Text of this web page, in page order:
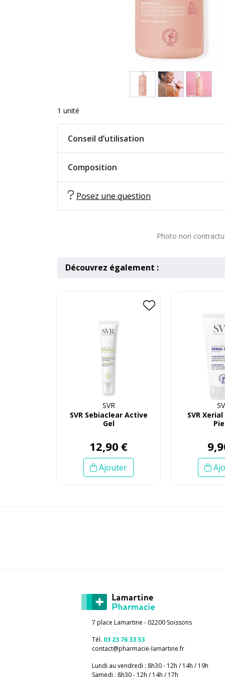
1 unité
Conseil d’utilisation
Composition
Posez une question
Photo non
Découvrez également :
SVR
SVR Sebiaclear Active
Gel
12,90 €
Ajouter
SVR
9,
7 place Lamartine - 02200 Soissons
Tél. 03 23 76 33 53
contact@pharmacie-lamartine.fr
Lundi au vendredi : 8h30 - 12h / 14h / 19h
Samedi : 8h30 - 12h / 14h / 17h